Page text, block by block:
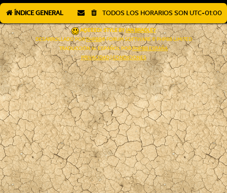
ÍNDICE GENERAL TODOS LOS HORARIOS SON UTC+01:00
AÇIEEED! STYLE BYIAN BRADLEY
DESARROLLADO PORPHPBB® FORUM SOFTWARE © PHPBB LIMITED
TRADUCCIÓN AL ESPAÑOL PORPHPBB ESPAÑA
PRIVACIDAD|CONDICIONES